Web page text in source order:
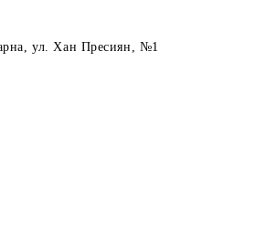
, ул. Хан Пресиян, №1